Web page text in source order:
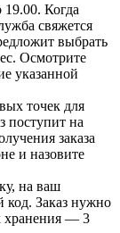
19.00. Когда
свяжется
выбрать
Осмотрите
указанной
точек для
поступит на
заказа
и назовите
на ваш
код. Заказ нужно
хранения — 3